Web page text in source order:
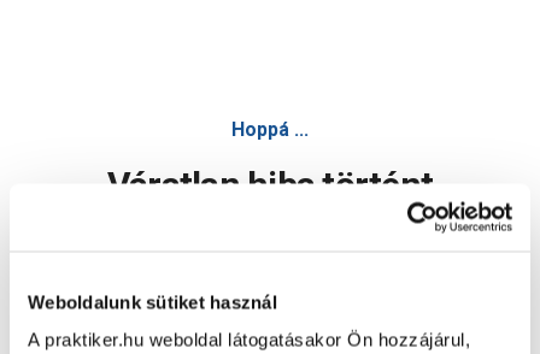
Weboldalunk sütiket használ
A praktiker.hu weboldal látogatásakor Ön hozzájárul,
Hoppá ...
Váratlan hiba történt
Oldal újratöltése